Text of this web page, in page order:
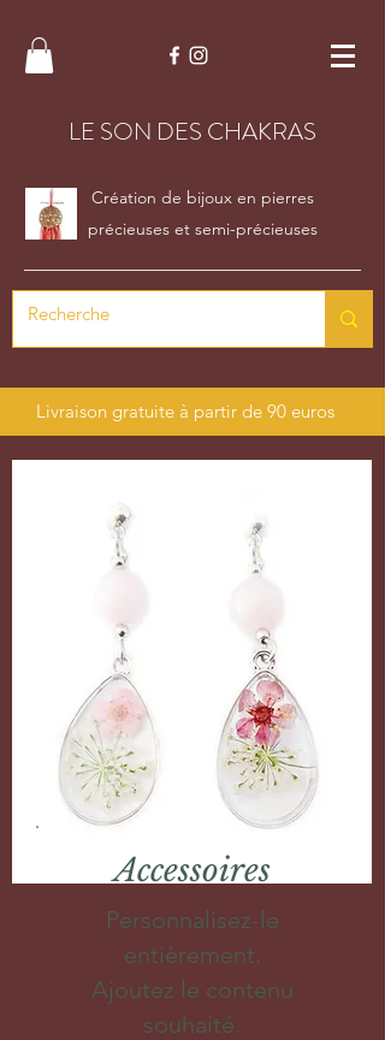
LE SON DES CHAKRAS
Création de bijoux en pierres
précieuses et semi-précieuses
Livraison gratuite à partir de 90 euros
Accessoires
Personnalisez-le
entièrement.
Ajoutez le contenu
souhaité.